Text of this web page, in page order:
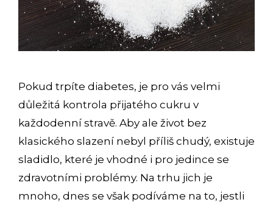
Pokud trpíte diabetes, je pro vás velmi
důležitá kontrola přijatého cukru v
každodenní stravě. Aby ale život bez
klasického slazení nebyl příliš chudý, existuje
sladidlo, které je vhodné i pro jedince se
zdravotními problémy. Na trhu jich je
mnoho, dnes se však podíváme na to, jestli